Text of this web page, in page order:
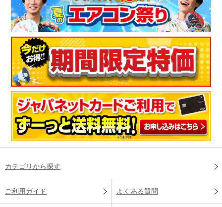
カテゴリから探す
ご利用ガイド よくある質問